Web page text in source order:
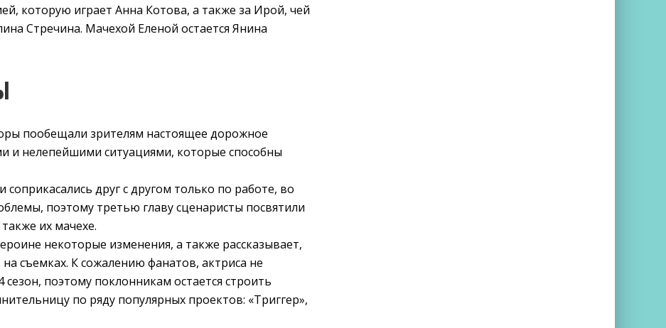
которую играет Анна Котова, а также за Ирой, чей
Стречина. Мачехой Еленой остается Янина
пообещали зрителям настоящее дорожное
и нелепейшими ситуациями, которые способны
друг с другом только по работе, во
поэтому третью главу сценаристы посвятили
их мачехе.
некоторые изменения, а также рассказывает,
съемках. К сожалению фанатов, актриса не
поэтому поклонникам остается строить
по ряду популярных проектов: «Триггер»,